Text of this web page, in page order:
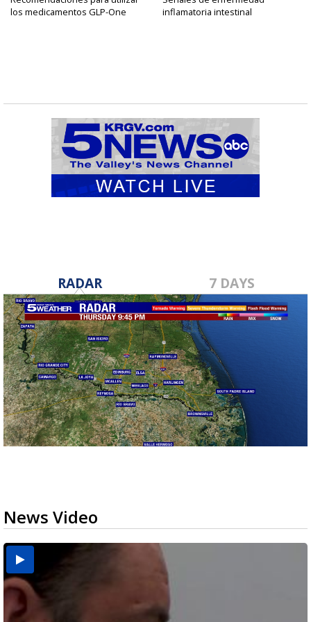
los medicamentos GLP-One
inflamatoria intestinal
RADAR 7 DAYS
News Video